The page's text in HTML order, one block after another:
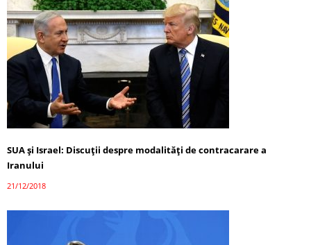
SUA și Israel: Discuții despre modalităţi de contracarare a
Iranului
21/12/2018